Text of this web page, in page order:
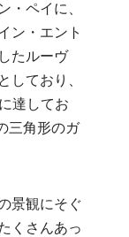
・ペイに、
ン・エント
たルーヴ
しており、
達してお
三角形のガ
景観にそぐ
くさんあっ